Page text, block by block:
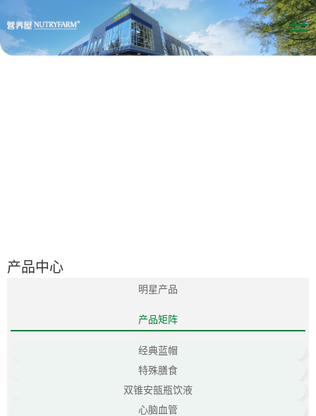
产品中心
明星产品
产品矩阵
经典蓝帽
特殊膳食
双锥安瓿瓶饮液
心脑血管